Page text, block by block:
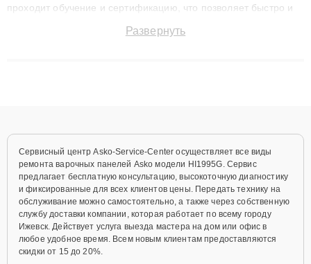
проходит обучение и сертификацию, что позволяет быстро и
сохранением гарантии до 3 лет. Наши мастера решают
Развернуть
Сервисный центр Asko-Service-Center осуществляет все виды
ремонта варочных панелей Asko модели HI1995G. Сервис
предлагает бесплатную консультацию, высокоточную диагностику
и фиксированные для всех клиентов цены. Передать технику на
обслуживание можно самостоятельно, а также через собственную
службу доставки компании, которая работает по всему городу
Ижевск. Действует услуга выезда мастера на дом или офис в
любое удобное время. Всем новым клиентам предоставляются
скидки от 15 до 20%.